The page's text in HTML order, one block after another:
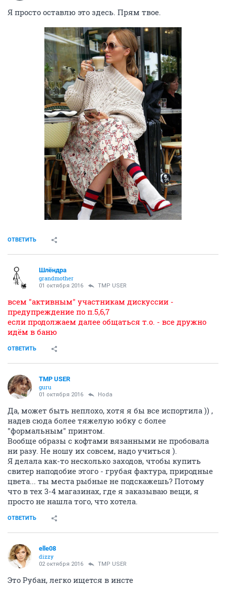
Я просто оставлю это здесь. Прям твое.
ОТВЕТИТЬ
Шлёндра
grandmother
01 октября 2016 TMP USER
всем "активным" участникам дискуссии -
предупреждение по п.5,6,7
если продолжаем далее общаться т.о. - все дружно
идём в баню
ОТВЕТИТЬ
TMP USER
guru
01 октября 2016 Hoda
Да, может быть неплохо, хотя я бы все испортила )) ,
надев сюда более тяжелую юбку с более
"формальным" принтом.
Вообще образы с кофтами вязанными не пробовала
ни разу. Не ношу их совсем, надо учиться ).
Я делала как-то несколько заходов, чтобы купить
свитер наподобие этого - грубая фактура, природные
цвета... ты места рыбные не подскажешь? Потому
что в тех 3-4 магазинах, где я заказываю вещи, я
просто не нашла того, что хотела.
ОТВЕТИТЬ
elle08
dizzy
02 октября 2016 TMP USER
Это Рубан, легко ищется в инсте